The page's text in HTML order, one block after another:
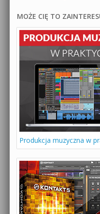
MOŻE CIĘ TO
Produkcja muzyczna w